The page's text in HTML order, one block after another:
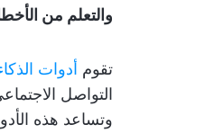
والتعلم من
تقوم أدوات
التواصل
وتساعد هذه